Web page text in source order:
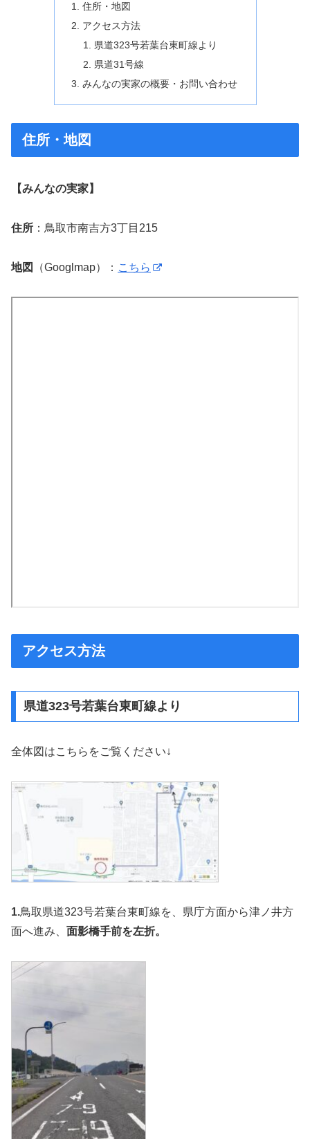
住所・地図
アクセス方法
県道323号若葉台東町線より
県道31号線
みんなの実家の概要・お問い合わせ
住所・地図
【みんなの実家】
住所 ：鳥取市南吉方3丁目215
地図 （Googlmap）： こちら
アクセス方法
県道323号若葉台東町線より
全体図はこちらをご覧ください↓
1.鳥取県道323号若葉台東町線を、県庁方面から津ノ井方
面へ進み、 面影橋手前を左折。